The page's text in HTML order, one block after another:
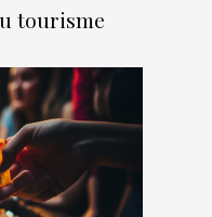
tourisme